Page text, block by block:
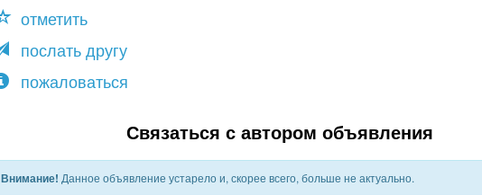
отметить
послать другу
пожаловаться
Связаться с автором объявления
Внимание! Данное объявление устарело и, скорее всего, больше не актуально.